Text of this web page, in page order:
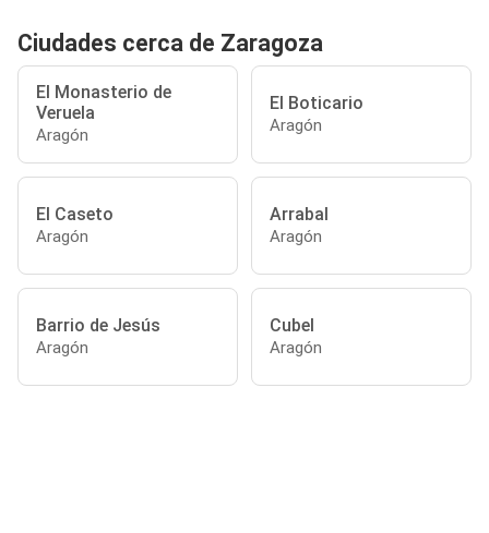
Ciudades cerca de Zaragoza
El Monasterio de
Veruela
Aragón
El Boticario
Aragón
El Caseto
Aragón
Arrabal
Aragón
Barrio de Jesús
Aragón
Cubel
Aragón